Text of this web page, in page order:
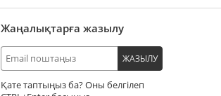
Жаңалықтарға жазылу
ЖАЗЫЛУ
Қате таптыңыз ба? Оны белгілеп